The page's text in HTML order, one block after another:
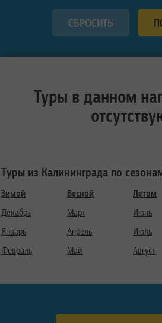
Туры в данном
Туры из Калининграда по
Зимой
Декабрь
Январь
Февраль
Весной
Март
Апрель
Май
Летом
Июнь
Июль
Август